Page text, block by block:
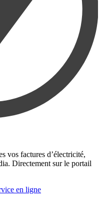
vos factures d’électricité,
Directement sur le portail
en ligne